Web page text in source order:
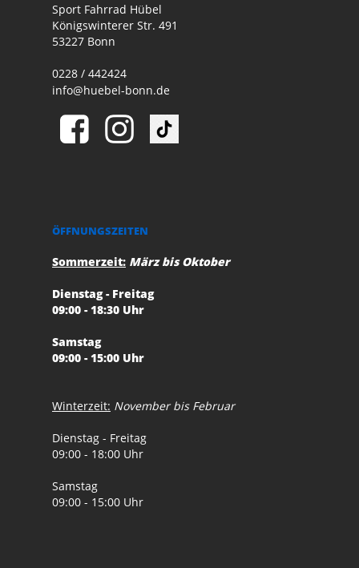
Sport Fahrrad Hübel
Königswinterer Str. 491
53227 Bonn
0228 / 442424
info@huebel-bonn.de
ÖFFNUNGSZEITEN
Sommerzeit: März bis Oktober
Dienstag - Freitag
09:00 - 18:30 Uhr
Samstag
09:00 - 15:00 Uhr
Winterzeit: November bis Februar
Dienstag - Freitag
09:00 - 18:00 Uhr
Samstag
09:00 - 15:00 Uhr